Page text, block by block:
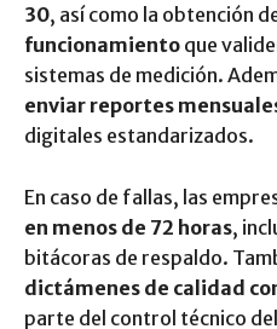
30, así como la obtención
funcionamiento que
sistemas de medición.
enviar reportes
digitales estandarizados.
En caso de fallas, las
en menos de 72 horas,
bitácoras de respaldo.
dictámenes de calidad
parte del control técnico